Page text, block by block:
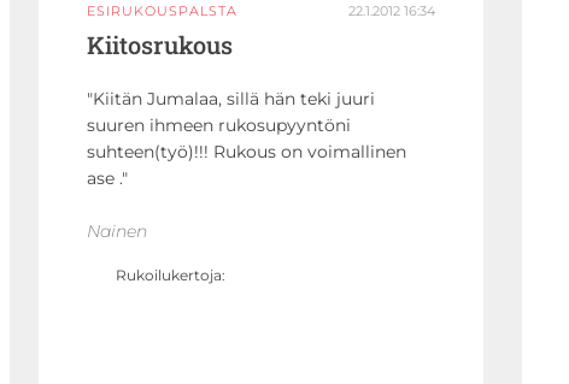
ESIRUKOUSPALSTA 22.1.2012 16:34
Kiitosrukous
Kiitän Jumalaa, sillä hän teki juuri
suuren ihmeen rukosupyyntöni
suhteen(työ)!!! Rukous on voimallinen
ase .
Nainen
Rukoilukertoja: